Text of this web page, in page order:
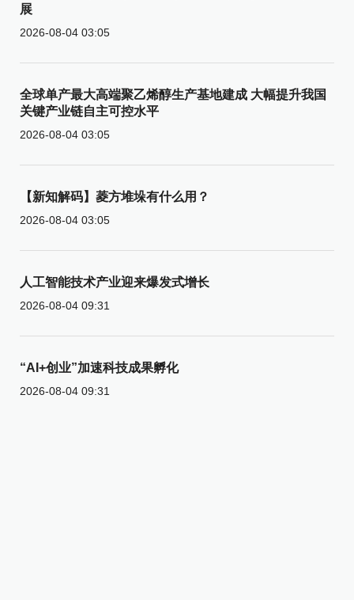
展
2026-08-04 03:05
全球单产最大高端聚乙烯醇生产基地建成 大幅提升我国
关键产业链自主可控水平
2026-08-04 03:05
【新知解码】菱方堆垛有什么用？
2026-08-04 03:05
人工智能技术产业迎来爆发式增长
2026-08-04 09:31
“AI+创业”加速科技成果孵化
2026-08-04 09:31